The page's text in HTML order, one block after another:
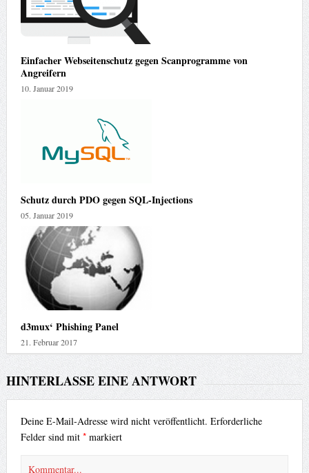
Einfacher Webseitenschutz gegen Scanprogramme von
Angreifern
10. Januar 2019
Schutz durch PDO gegen SQL-Injections
05. Januar 2019
d3mux‘ Phishing Panel
21. Februar 2017
HINTERLASSE EINE ANTWORT
Deine E-Mail-Adresse wird nicht veröffentlicht. Erforderliche
Felder sind mit *markiert